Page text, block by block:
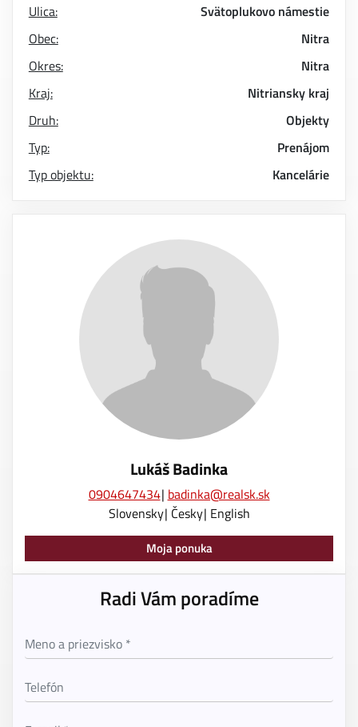
Ulica:
Svätoplukovo námestie
Obec:
Nitra
Okres:
Nitra
Kraj:
Nitriansky kraj
Druh:
Objekty
Typ:
Prenájom
Typ objektu:
Kancelárie
Lukáš Badinka
0904647434 badinka@realsk.sk
Slovensky Česky English
Moja ponuka
Radi Vám poradíme